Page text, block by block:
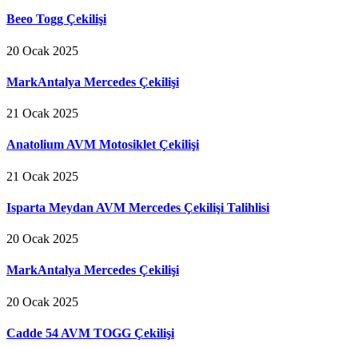
Beeo Togg Çekilişi
20 Ocak 2025
MarkAntalya Mercedes Çekilişi
21 Ocak 2025
Anatolium AVM Motosiklet Çekilişi
21 Ocak 2025
Isparta Meydan AVM Mercedes Çekilişi Talihlisi
20 Ocak 2025
MarkAntalya Mercedes Çekilişi
20 Ocak 2025
Cadde 54 AVM TOGG Çekilişi